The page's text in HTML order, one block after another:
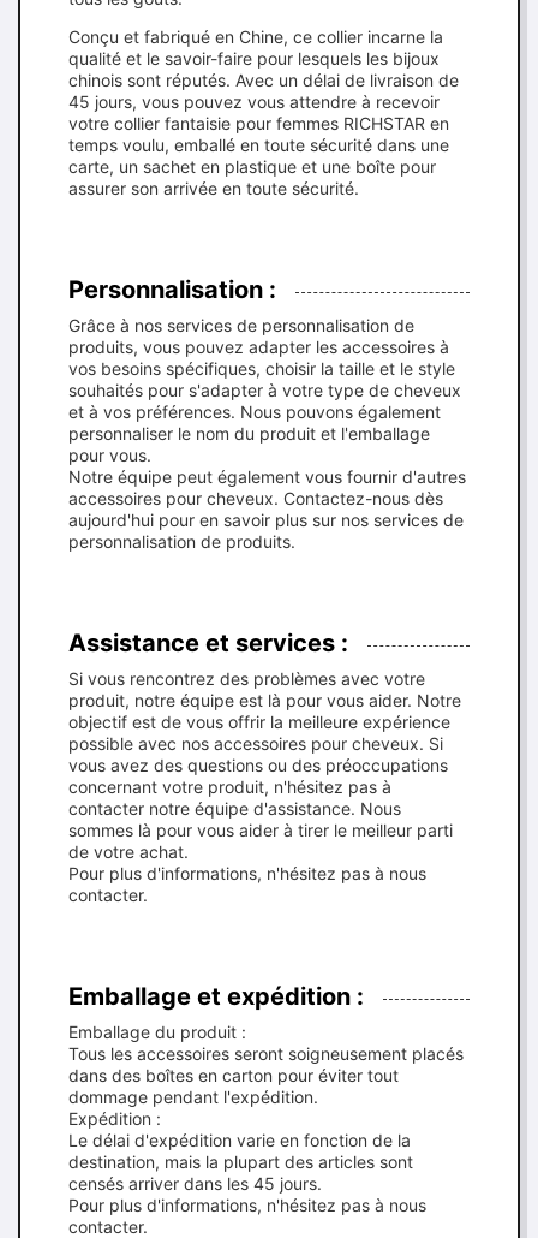
Conçu et fabriqué en Chine, ce collier incarne la
qualité et le savoir-faire pour lesquels les bijoux
chinois sont réputés. Avec un délai de livraison de
45 jours, vous pouvez vous attendre à recevoir
votre collier fantaisie pour femmes RICHSTAR en
temps voulu, emballé en toute sécurité dans une
carte, un sachet en plastique et une boîte pour
assurer son arrivée en toute sécurité.
Personnalisation :
Grâce à nos services de personnalisation de
produits, vous pouvez adapter les accessoires à
vos besoins spécifiques, choisir la taille et le style
souhaités pour s'adapter à votre type de cheveux
et à vos préférences. Nous pouvons également
personnaliser le nom du produit et l'emballage
pour vous.
Notre équipe peut également vous fournir d'autres
accessoires pour cheveux. Contactez-nous dès
aujourd'hui pour en savoir plus sur nos services de
personnalisation de produits.
Assistance et services :
Si vous rencontrez des problèmes avec votre
produit, notre équipe est là pour vous aider. Notre
objectif est de vous offrir la meilleure expérience
possible avec nos accessoires pour cheveux. Si
vous avez des questions ou des préoccupations
concernant votre produit, n'hésitez pas à
contacter notre équipe d'assistance. Nous
sommes là pour vous aider à tirer le meilleur parti
de votre achat.
Pour plus d'informations, n'hésitez pas à nous
contacter.
Emballage et expédition :
Emballage du produit :
Tous les accessoires seront soigneusement placés
dans des boîtes en carton pour éviter tout
dommage pendant l'expédition.
Expédition :
Le délai d'expédition varie en fonction de la
destination, mais la plupart des articles sont
censés arriver dans les 45 jours.
Pour plus d'informations, n'hésitez pas à nous
contacter.